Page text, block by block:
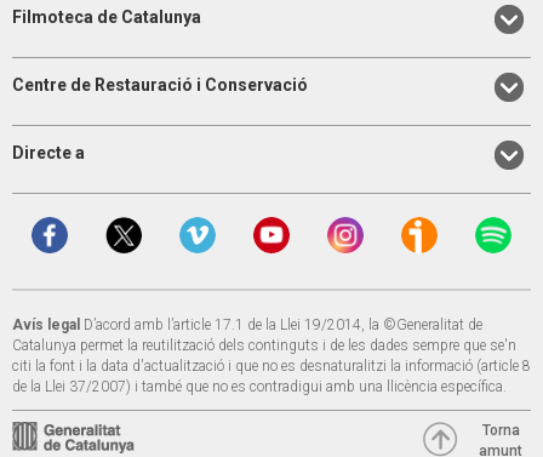
Filmoteca de Catalunya
Centre de Restauració i Conservació
Directe a
Avís legal D’acord amb l’article 17.1 de la Llei 19/2014, la ©Generalitat de
Catalunya permet la reutilització dels continguts i de les dades sempre que se'n
citi la font i la data d'actualització i que no es desnaturalitzi la informació (article 8
de la Llei 37/2007) i també que no es contradigui amb una llicència específica.
Torna
amunt